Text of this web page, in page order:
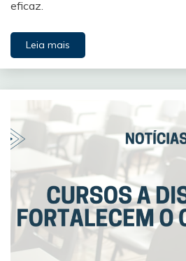
eficaz.
Leia mais